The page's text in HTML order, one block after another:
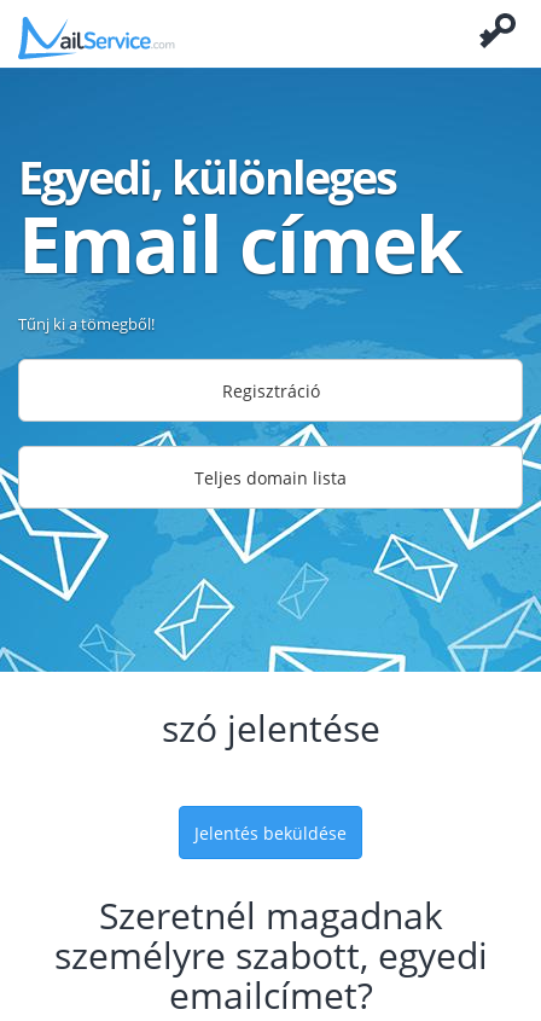
Egyedi, különleges
Email címek
Tűnj ki a tömegből!
Regisztráció
Teljes domain lista
szó jelentése
Jelentés beküldése
Szeretnél magadnak
személyre szabott, egyedi
emailcímet?